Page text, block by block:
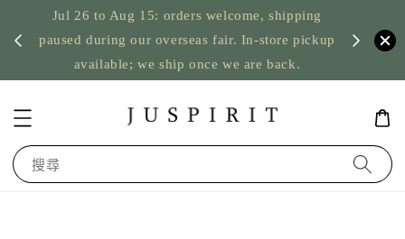
Jul 26 to Aug 15: orders welcome, shipping
paused during our overseas fair. In-store pickup
available; we ship once we are back.
US
搜尋